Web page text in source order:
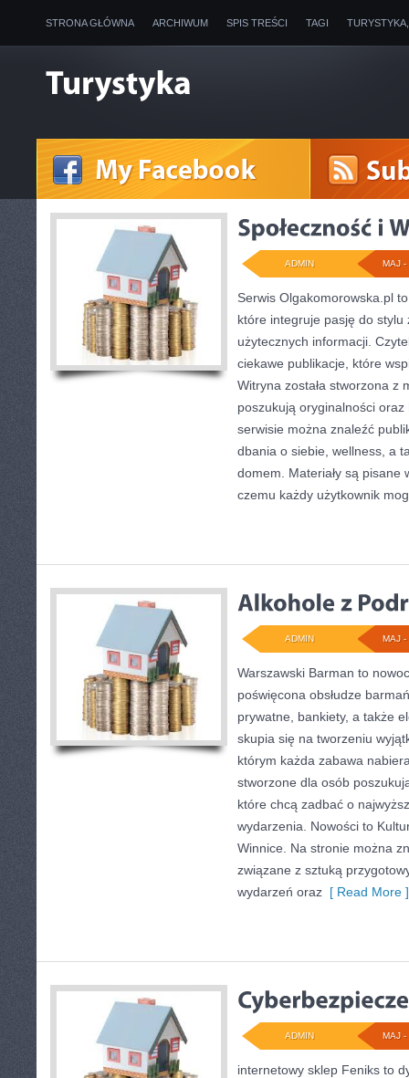
STRONA GŁÓWNA ARCHIWUM SPIS TREŚCI TAGI
MAJ -
ADMIN
Serwis Olgakomorowska.pl
które integruje pasję do
użytecznych informacji.
ciekawe publikacje, które
Witryna została stworzona z
poszukują oryginalności
serwisie można znaleźć
dbania o siebie, wellness, a
domem. Materiały są pisane
czemu każdy użytkownik
MAJ -
ADMIN
Warszawski Barman to
poświęcona obsłudze
prywatne, bankiety, a także
skupia się na tworzeniu
którym każda zabawa
stworzone dla osób
które chcą zadbać o
wydarzenia. Nowości to
Winnice. Na stronie można
związane z sztuką
wydarzeń oraz [ Read More ]
MAJ -
ADMIN
internetowy sklep Feniks to